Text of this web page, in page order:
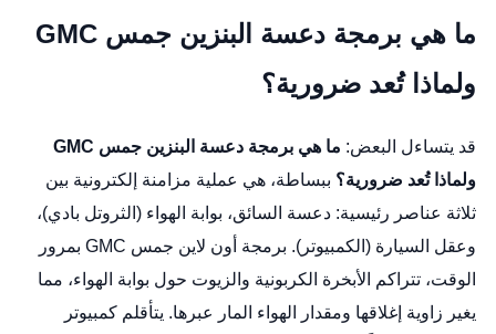
ما هي برمجة دعسة البنزين جمس GMC
ولماذا تُعد ضرورية؟
قد يتساءل البعض:
ما هي برمجة دعسة البنزين جمس GMC
ولماذا تُعد ضرورية؟ ببساطة، هي عملية مزامنة إلكترونية بين
ثلاثة عناصر رئيسية: دعسة السائق، بوابة الهواء (الثروتل بادي)،
وعقل السيارة (الكمبيوتر). برمجة أون لاين جمس GMC
بمرور
الوقت، تتراكم الأبخرة الكربونية والزيوت حول بوابة الهواء، مما
يغير زاوية إغلاقها ومقدار الهواء المار عبرها. يتأقلم كمبيوتر